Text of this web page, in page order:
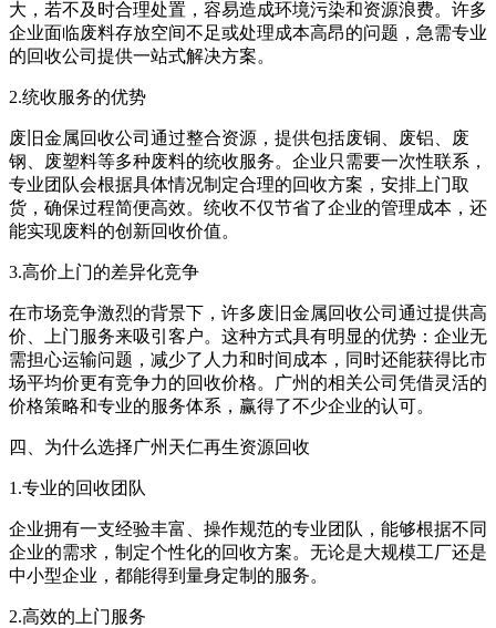
大，若不及时合理处置，容易造成环境污染和资源浪费。许多
企业面临废料存放空间不足或处理成本高昂的问题，急需专业
的回收公司提供一站式解决方案。
2.统收服务的优势
废旧金属回收公司通过整合资源，提供包括废铜、废铝、废
钢、废塑料等多种废料的统收服务。企业只需要一次性联系，
专业团队会根据具体情况制定合理的回收方案，安排上门取
货，确保过程简便高效。统收不仅节省了企业的管理成本，还
能实现废料的创新回收价值。
3.高价上门的差异化竞争
在市场竞争激烈的背景下，许多废旧金属回收公司通过提供高
价、上门服务来吸引客户。这种方式具有明显的优势：企业无
需担心运输问题，减少了人力和时间成本，同时还能获得比市
场平均价更有竞争力的回收价格。广州的相关公司凭借灵活的
价格策略和专业的服务体系，赢得了不少企业的认可。
四、为什么选择广州天仁再生资源回收
1.专业的回收团队
企业拥有一支经验丰富、操作规范的专业团队，能够根据不同
企业的需求，制定个性化的回收方案。无论是大规模工厂还是
中小型企业，都能得到量身定制的服务。
2.高效的上门服务